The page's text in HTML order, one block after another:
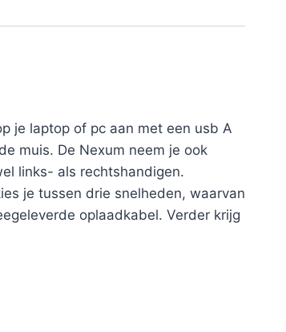
je laptop of pc aan met een usb A
muis. De Nexum neem je ook
links- als rechtshandigen.
je tussen drie snelheden, waarvan
oplaadkabel. Verder krijg